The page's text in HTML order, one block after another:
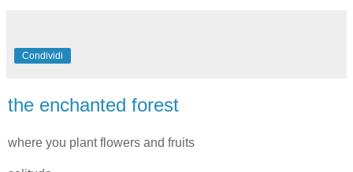
Condividi
the enchanted forest
where you plant flowers and fruits